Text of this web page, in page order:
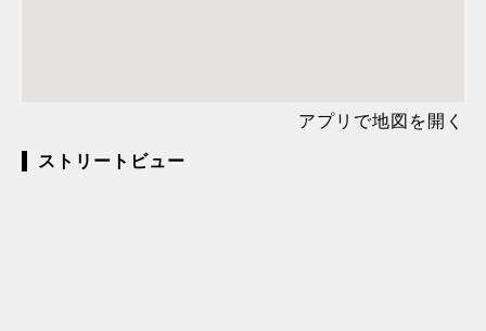
アプリで地図を開く
ストリートビュー